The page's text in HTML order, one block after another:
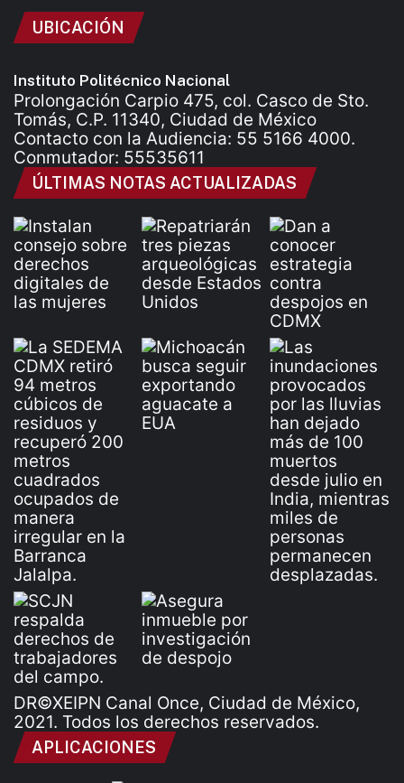
UBICACIÓN
Instituto Politécnico Nacional
Prolongación Carpio 475, col. Casco de Sto.
Tomás, C.P. 11340, Ciudad de México
Contacto con la Audiencia: 55 5166 4000.
Conmutador: 55535611
ÚLTIMAS NOTAS ACTUALIZADAS
DR©XEIPN Canal Once, Ciudad de México,
2021. Todos los derechos reservados.
APLICACIONES